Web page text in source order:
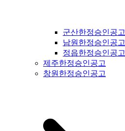
군산한정승인공고
남원한정승인공고
정읍한정승인공고
제주한정승인공고
창원한정승인공고